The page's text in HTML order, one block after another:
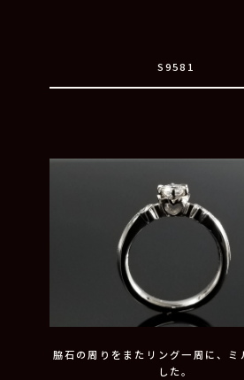
S9581
脇石の周りをまたリング一周に、ミ
した。